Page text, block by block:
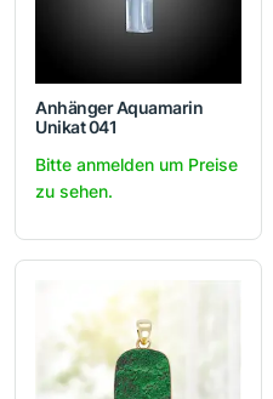
Anhänger Aquamarin
Unikat 041
Bitte anmelden um Preise
zu sehen.